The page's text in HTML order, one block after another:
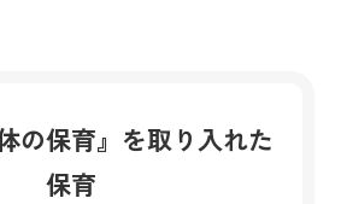
の保育』を取り入れた
保育